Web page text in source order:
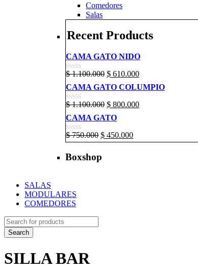
Comedores
Salas
Recent Products
CAMA GATO NIDO
$1.100.000 $ 610.000
CAMA GATO COLUMPIO
$1.100.000 $ 800.000
CAMA GATO
$750.000 $ 450.000
Boxshop
SALAS
MODULARES
COMEDORES
SILLA BAR